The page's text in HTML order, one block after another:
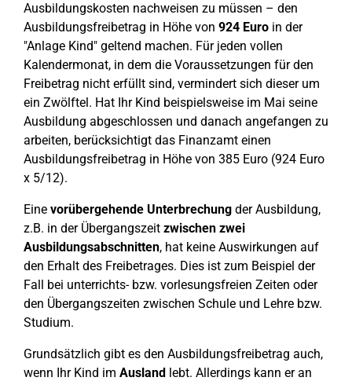
Ausbildungskosten nachweisen zu müssen – den
Ausbildungsfreibetrag in Höhe von 924 Euro in der
"Anlage Kind" geltend machen. Für jeden vollen
Kalendermonat, in dem die Voraussetzungen für den
Freibetrag nicht erfüllt sind, vermindert sich dieser um
ein Zwölftel. Hat Ihr Kind beispielsweise im Mai seine
Ausbildung abgeschlossen und danach angefangen zu
arbeiten, berücksichtigt das Finanzamt einen
Ausbildungsfreibetrag in Höhe von 385 Euro (924 Euro
x 5/12).
Eine vorübergehende Unterbrechung der Ausbildung,
z.B. in der Übergangszeit zwischen zwei
Ausbildungsabschnitten, hat keine Auswirkungen auf
den Erhalt des Freibetrages. Dies ist zum Beispiel der
Fall bei unterrichts- bzw. vorlesungsfreien Zeiten oder
den Übergangszeiten zwischen Schule und Lehre bzw.
Studium.
Grundsätzlich gibt es den Ausbildungsfreibetrag auch,
wenn Ihr Kind im Ausland lebt. Allerdings kann er an